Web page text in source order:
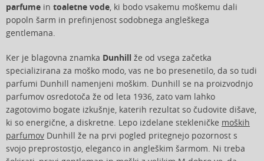
parfume in toaletne vode, ki bodo vsakemu moškemu dali
popoln šarm in prefinjenost sodobnega angleškega
gentlemana.
Ker je blagovna znamka Dunhill že od vsega začetka
specializirana za moško modo, vas ne bo presenetilo, da so tudi
parfumi Dunhill namenjeni moškim. Dunhill se na proizvodnjo
parfumov osredotoča že od leta 1936, zato vam lahko
zagotovimo bogate izkušnje, katerih rezultat so čudovite dišave,
ki so energične, a diskretne. Lepo izdelane stekleničke moških
parfumov Dunhill že na prvi pogled pritegnejo pozornost s
svojo preprostostjo, eleganco in angleškim šarmom. Ni treba